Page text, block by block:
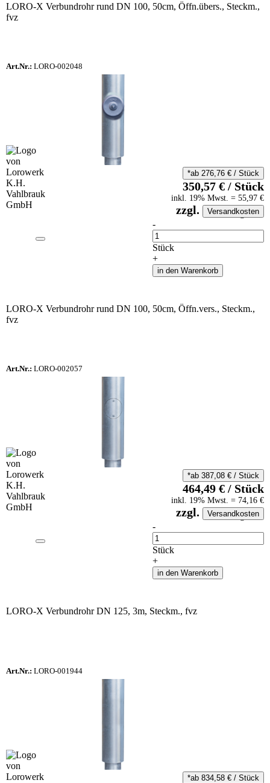
LORO-X Verbundrohr rund DN 100, 50cm, Öffn.übers., Steckm.,
fvz
Art.Nr.: LORO-002048
auf Anfrageliste
-
Anzahl
Stück
+
in den Warenkorb
*ab 276,76 €/ Stück
350,57 €/ Stück
inkl. 19% Mwst. = 55,97 €
zzgl. Versandkosten
LORO-X Verbundrohr rund DN 100, 50cm, Öffn.vers., Steckm.,
fvz
Art.Nr.: LORO-002057
auf Anfrageliste
-
Anzahl
Stück
+
in den Warenkorb
*ab 387,08 €/ Stück
464,49 €/ Stück
inkl. 19% Mwst. = 74,16 €
zzgl. Versandkosten
LORO-X Verbundrohr DN 125, 3m, Steckm., fvz
Art.Nr.: LORO-001944
*ab 834,58 €/ Stück